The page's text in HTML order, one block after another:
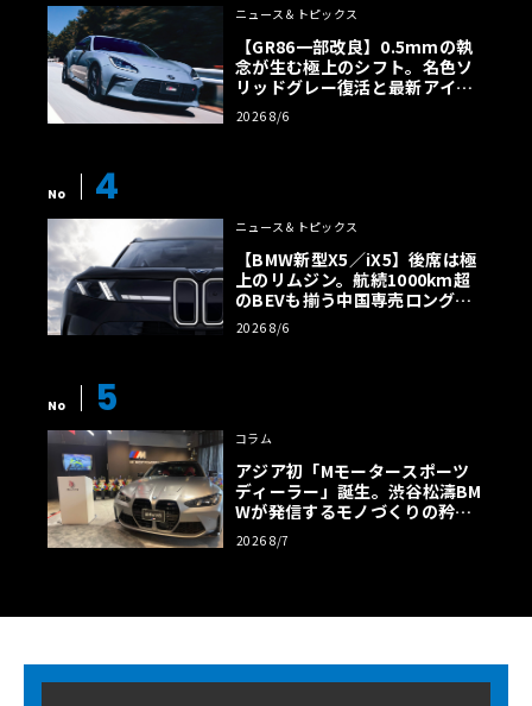
ニュース＆トピックス
【GR86一部改良】0.5mmの執
念が生む極上のシフト。名色ソ
リッドグレー復活と最新アイサ
イトでFRの極みへ
2026 8/6
No 4
ニュース＆トピックス
【BMW新型X5／iX5】後席は極
上のリムジン。航続1000km超
のBEVも揃う中国専売ロング仕
様の全貌
2026 8/6
No 5
コラム
アジア初「Mモータースポーツ
ディーラー」誕生。渋谷松濤BM
Wが発信するモノづくりの矜持
【木下隆之コラム】
2026 8/7